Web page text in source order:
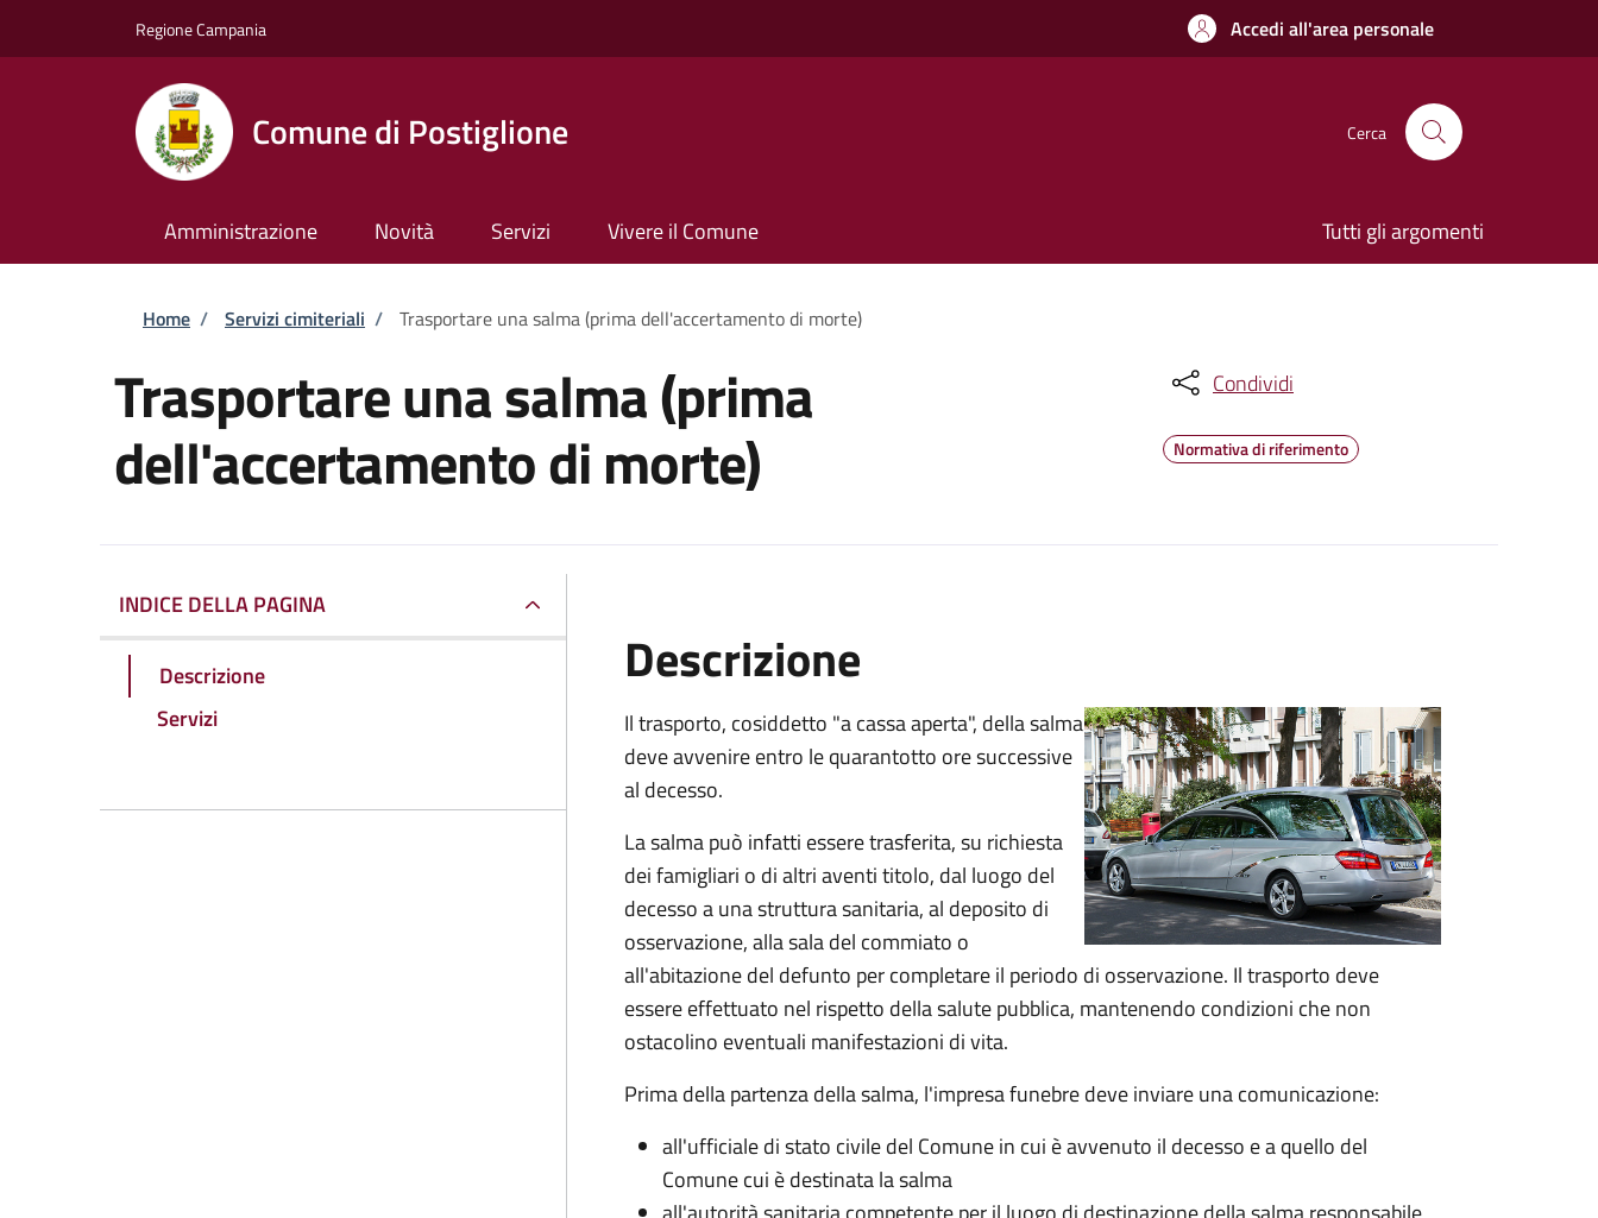
Regione Campania Accedi all'area personale
Comune di Postiglione Cerca
Amministrazione Novità Servizi Vivere il Comune Tutti gli argomenti
Briciole di pane
Home / Servizi cimiteriali / Trasportare una salma (prima dell'accertamento di morte)
Trasportare una salma (prima
dell'accertamento di morte)
Condividi
Normativa di riferimento
INDICE DELLA PAGINA
Descrizione
Servizi
Descrizione
Il trasporto, cosiddetto "a cassa aperta", della salma
deve avvenire entro le quarantotto ore successive
al decesso.
La salma può infatti essere trasferita, su richiesta
dei famigliari o di altri aventi titolo, dal luogo del
decesso a una struttura sanitaria, al deposito di
osservazione, alla sala del commiato o
all'abitazione del defunto percompletare il periodo di osservazione. Il trasporto deve
essere effettuato nel rispetto della salute pubblica, mantenendo condizioni che non
ostacolino eventuali manifestazioni di vita.
Prima della partenza della salma, l'impresa funebre deve inviare una comunicazione:
all'ufficiale di stato civile del Comune in cui è avvenuto il decesso e a quello del
Comune cui è destinata la salma